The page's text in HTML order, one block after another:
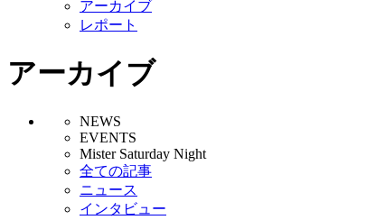
アーカイブ
レポート
アーカイブ
NEWS
EVENTS
Mister Saturday Night
全ての記事
ニュース
インタビュー